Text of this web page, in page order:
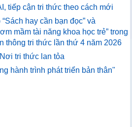
tiếp cận tri thức theo cách mới
hay cần bạn đọc” và
mầm tài năng khoa học trẻ” trong
thông tri thức lần thứ 4 năm 2026
tri thức lan tỏa
hành trình phát triển bản thân"